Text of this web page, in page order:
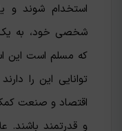
استخدام شوند و
شخصی خود، به یک
که مسلم است این
توانایی این را
اقتصاد و صنعت
و قدرتمند باشند.